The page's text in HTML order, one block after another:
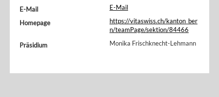
E-Mail
E-Mail
Homepage
https://vitaswiss.ch/kanton_ber
n/teamPage/sektion/84466
Präsidium
Monika Frischknecht-Lehmann